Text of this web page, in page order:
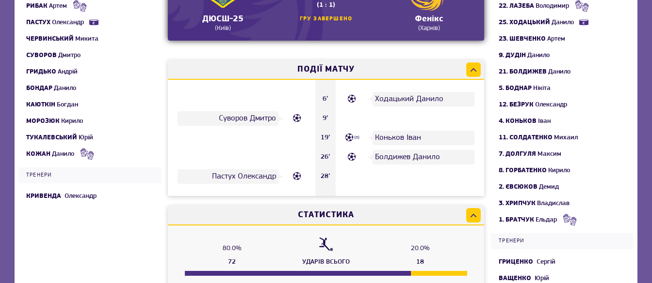
ДЮСШ-25
(Київ)
(1 : 1)
ГРУ ЗАВЕРШЕНО Фенікс
(Харків)
ПОДІЇ МАТЧУ
6’ Ходацький Данило
Суворов Дмитро 9’
19’ (п) Коньков Іван
26’ Болдижев Данило
Пастух Олександр 28’
СТАТИСТИКА
80.0%
20.0%
72
УДАРІВ ВСЬОГО 18
РИБАК Артем
ПАСТУХ Олександр
ЧЕРВИНСЬКИЙ Микита
СУВОРОВ Дмитро
ГРИДЬКО Андрій
БОНДАР Данило
КАЮТКІН Богдан
МОРОЗЮК Кирило
ТУКАЛЕВСЬКИЙ Юрій
КОЖАН Данило
ТРЕНЕРИ
КРИВЕНДА Олександр
22. ЛАЗЕБА Володимир
25. ХОДАЦЬКИЙ Данило
23. ШЕВЧЕНКО Артем
9. ДУДІН Данило
21. БОЛДИЖЕВ Данило
5. БОДНАР Нікіта
12. БЕЗРУК Олександр
4. КОНЬКОВ Іван
11. СОЛДАТЕНКО Михаил
7. ДОЛГУЛЯ Максим
8. ГОРБАТЕНКО Кирило
2. ЄВСЮКОВ Демид
3. ХРИПЧУК Владислав
1. БРАТЧУК Ельдар
ТРЕНЕРИ
ГРИЦЕНКО Сергій
ВАЩЕНКО Юрій